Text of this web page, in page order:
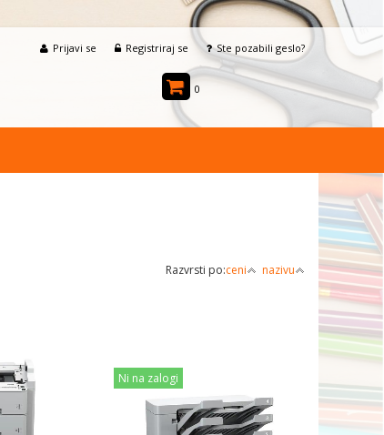
Prijavi se Registriraj se Ste pozabili geslo?
0
Razvrsti po:ceni nazivu
Ni na zalogi